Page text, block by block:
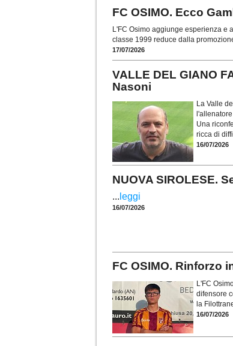
FC OSIMO. Ecco
L'FC Osimo aggiunge esperienza e
classe 1999 reduce dalla
17/07/2026
VALLE DEL GIANO
Nasoni
La Valle
Una
ricca di
16/07/2026
NUOVA SIROLESE.
... leggi
16/07/2026
FC OSIMO. Rinforzo
L'FC
difensore
la
16/07/2026